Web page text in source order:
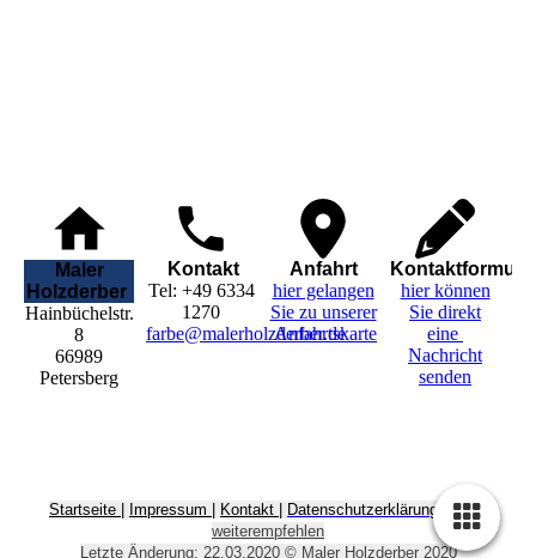
Maler
Holzderber
Hainbüchelstr.
8
66989
Petersberg
Kontakt
Tel: +49 6334
1270
farbe@malerholzderber.de
Anfahrt
hier gelangen
Sie zu unserer
Anfahrtskarte
hier können
Sie direkt
eine
Nachricht
senden
Startseite Impressum Kontakt Datenschutzerklärung
Seite
weiterempfehlen
Letzte Änderung: 22.03.2020 © Maler Holzderber 2020